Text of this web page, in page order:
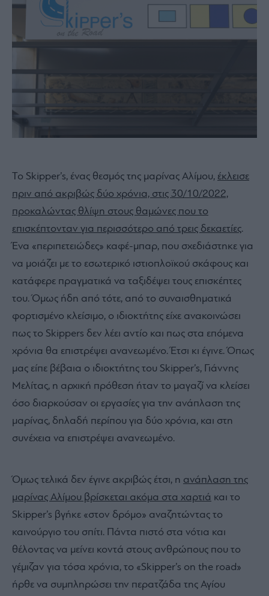
Το Skipper’s, ένας θεσμός της μαρίνας Αλίμου, έκλεισε
πριν από ακριβώς δύο χρόνια, στις 30/10/2022,
προκαλώντας θλίψη στους θαμώνες που το
επισκέπτονταν για περισσότερο από τρεις δεκαετίες.
Ένα «περιπετειώδες» καφέ-μπαρ, που σχεδιάστηκε για
να μοιάζει με το εσωτερικό ιστιοπλοϊκού σκάφους και
κατάφερε πραγματικά να ταξιδέψει τους επισκέπτες
του. Όμως ήδη από τότε, από το συναισθηματικά
φορτισμένο κλείσιμο, ο ιδιοκτήτης είχε ανακοινώσει
πως το Skippers δεν λέει αντίο και πως στα επόμενα
χρόνια θα επιστρέψει ανανεωμένο. Έτσι κι έγινε. Όπως
μας είπε βέβαια ο ιδιοκτήτης του Skipper’s, Γιάννης
Μελίτας, η αρχική πρόθεση ήταν το μαγαζί να κλείσει
όσο διαρκούσαν οι εργασίες για την ανάπλαση της
μαρίνας, δηλαδή περίπου για δύο χρόνια, και στη
συνέχεια να επιστρέψει ανανεωμένο.
Όμως τελικά δεν έγινε ακριβώς έτσι, η ανάπλαση της
μαρίνας Αλίμου βρίσκεται ακόμα στα χαρτιά και το
Skipper’s βγήκε «στον δρόμο» αναζητώντας το
καινούργιο του σπίτι. Πάντα πιστό στα νότια και
θέλοντας να μείνει κοντά στους ανθρώπους που το
γέμιζαν για τόσα χρόνια, το «Skipper’s on the road»
ήρθε να συμπληρώσει την περατζάδα της Αγίου